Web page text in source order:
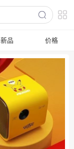
新品 价格